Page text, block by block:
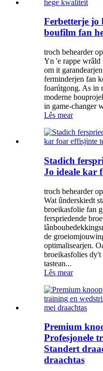
Ferbetterje jo
boufilm fan
troch behearder
Yn 'e rappe wrâld
om it
ferminderjen fan
foarútgong. As in
moderne
in game-changer
Lês mear
Stadich
Jo ideale kar
troch behearder
Wat ûnderskiedt
broeikasfolie fan
ferspriedende
de
optimalisearjen.
broeikasfolies
tastean...
Lês mear
Premium
Profesjonele
Standert
draachtas